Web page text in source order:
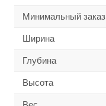
Минимальный заказ
Ширина
Глубина
Высота